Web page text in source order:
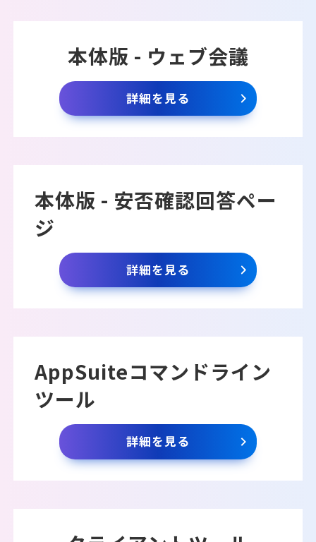
本体版 - ウェブ会議
詳細を見る
本体版 - 安否確認回答ペー
ジ
詳細を見る
AppSuiteコマンドライン
ツール
詳細を見る